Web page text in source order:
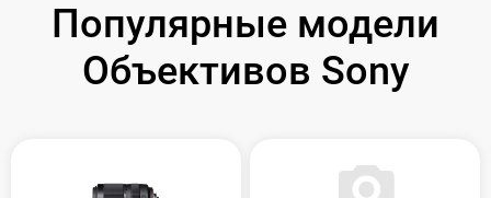
Популярные модели
Объективов Sony